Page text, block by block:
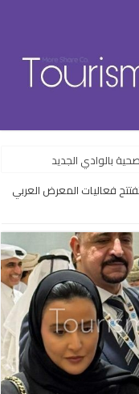
بالوادي الجديد
فعاليات المعرض العربي